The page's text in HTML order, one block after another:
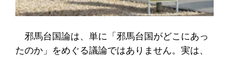
邪馬台国論は、単に「邪馬台国がどこにあっ
たのか」をめぐる議論ではありません。実は、